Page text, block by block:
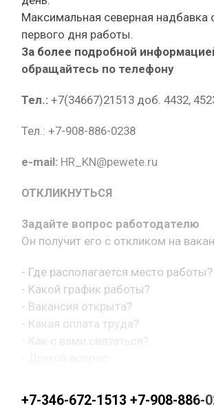
Максимальная северная надбавка
первого дня работы.
За более подробной
обращайтесь по телефону
Тел.: +7(34667)21513 доб. 4432,
Тел.: +7-908-886-0238
e-mail: HR_KN@pewete.ru
ОТКЛИКНУТЬСЯ
Задайте вопрос работодателю
Он получит его с откликом на
- Где располагается место работы?
- Какой график работы?
- Вакансия открыта?
- Какая оплата труда?
+7-346-672-1513 +7-908-886-